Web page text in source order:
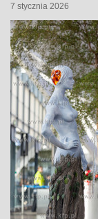
7 stycznia 2026